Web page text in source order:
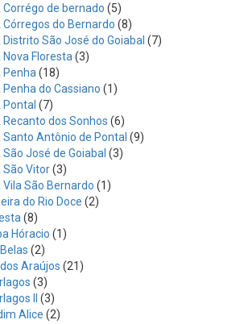
Corrégo de bernado (5)
Córregos do Bernardo (8)
Distrito São José do Goiabal (7)
Nova Floresta (3)
Penha (18)
Penha do Cassiano (1)
Pontal (7)
Recanto dos Sonhos (6)
Santo Antônio de Pontal (9)
São José de Goiabal (3)
São Vitor(3)
Vila São Bernardo (1)
do Rio Doce (2)
(8)
Hóracio (1)
Belas (2)
dos Araújos (21)
(3)
II
(3)
Alice (2)